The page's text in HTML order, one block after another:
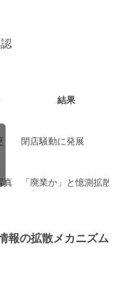
結果
閉店騒動に発展
真 「廃業か」と憶測拡散
報の拡散メカニズム